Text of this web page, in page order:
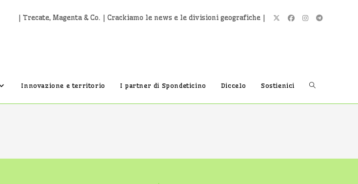
| Trecate, Magenta & Co. | Crackiamo le news e le divisioni geografiche |
Innovazione e territorio I partner di Spondeticino Diccelo Sostienici Attiva/
ricerca